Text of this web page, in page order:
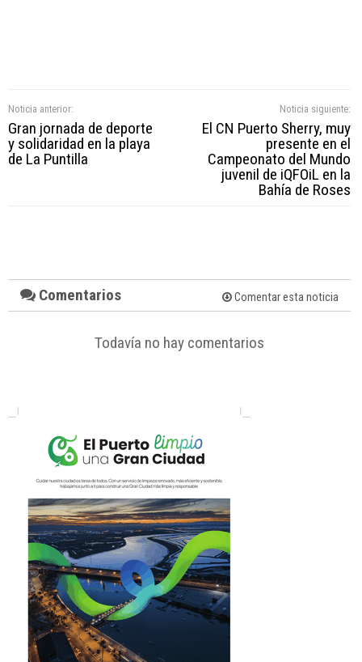
Noticia anterior:
Gran jornada de deporte
y solidaridad en la playa
de La Puntilla
Noticia siguiente:
El CN Puerto Sherry, muy
presente en el
Campeonato del Mundo
juvenil de iQFOiL en la
Bahía de Roses
Comentarios Comentar esta noticia
Todavía no hay comentarios